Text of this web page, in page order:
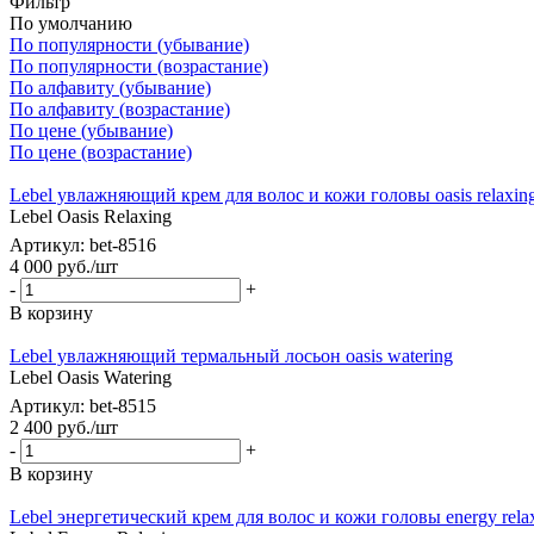
По умолчанию
По популярности (убывание)
По популярности (возрастание)
По алфавиту (убывание)
По алфавиту (возрастание)
По цене (убывание)
По цене (возрастание)
Lebel увлажняющий крем для волос и кожи головы oasis
Lebel Oasis Relaxing
Артикул: bet-8516
4 000 руб./шт
-
+
В корзину
Lebel увлажняющий термальный лосьон oasis watering
Lebel Oasis Watering
Артикул: bet-8515
2 400 руб./шт
-
+
В корзину
Lebel энергетический крем для волос и кожи головы energy